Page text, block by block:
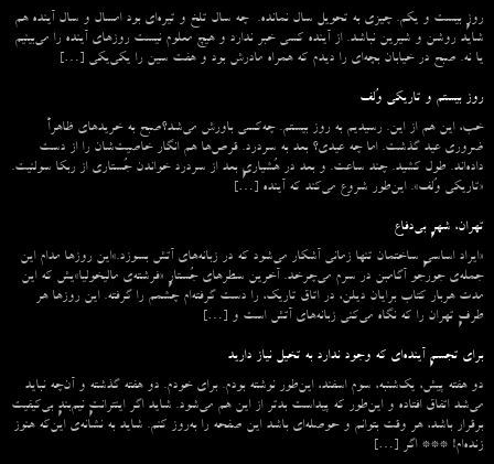
روزِ بیست و یکم. چیزی به تحویل سال نمانده. چه سال تلخ و تیره‌ای بود امسال و سال آینده هم
شاید روشن و شیرین نباشد. از آینده کسی خبر ندارد و هیچ معلوم نیست روزهای آینده را می‌بینیم
یا نه. صبح در خیابان بچه‌ای را دیدم که همراه مادرش بود و هفت سین را یکی‌یکی […]
روز بیستم و تاریکی وُلف
خب، این هم از این. رسیدیم به روز بیستم. چه‌کسی باورش می‌شد؟صبح به خریدهای ظاهراً
ضروری عید گذشت. اما چه عیدی؟ بعد به سردرد. قرص‌ها هم انگار خاصیت‌شان را از دست
داده‌اند. طول کشید. چند ساعت. و بعد در هُشیاریِ بعد از سردرد خواندن جُستاری از ربکا سولنیت.
«تاریکی وُلف». این‌طور شروع می‌‌کند که آینده […]
تهران، شهرِ بی‌دفاع
«ایراد اساسیِ ساختمان تنها زمانی آشکار می‌شود که در زبانه‌‌های آتش بسوزد.»این روزها مدام این
جمله‌ی جورجو آگامبن در سرم می‌چرخد. آخرین سطرهای جُستارِ «فرشته‌ی مالیخولیا»یش که این
مدت هربار کتاب برایان دیلن، در اتاق تاریک، را دست گرفته‌ام چشمم را گرفته. این روزها هر
طرفِ تهران را که نگاه می‌کنی زبانه‌های آتش است و […]
برای تجسمِ آینده‌ای که وجود ندارد به تخیل نیاز دارید
دو هفته پیش، یک‌شنبه، سوم اسفند، این‌طور نوشته بودم. برای خودم. دو هفته گذشته و آن‌چه نباید
می‌شد اتفاق افتاده و این‌طور که پیداست بدتر از این هم می‌شود. شاید اگر اینترانتِ نیم‌بندِ بی‌کیفیت
برقرار باشد، هر وقت بتوانم و حوصله‌ای باشد این صفحه را به‌روز کنم. شاید به نشانه‌ی این‌که هنوز
زنده‌ام! *** اگر […]